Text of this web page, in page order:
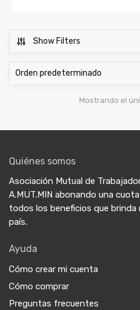
Show Filters
Mostrando el
Quiénes somos
Asociación Mutual de
A.MUT.MIN abonando una
todos los beneficios que
país.
Ayuda
Cómo crear mi cuenta
Cómo comprar
Preguntas frecuentes